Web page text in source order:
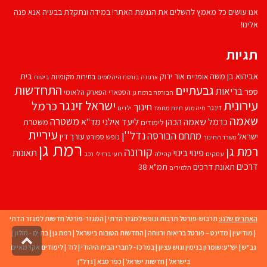
אנו עושים כל מאמץ להשלים את הנגשת האתר! במידה ונתקלת בבעיה אנא פנה
אלינו!
תגיות
אביהוא בן משהאופניים אור ירוק ארנונה בורסת היהלומים בחירות מקומיות ביטוח בית
ספרבריאותגבעתיים הבורסה ברמת גן הספארי הפארק הלאומי התחדשות
עירוניתזינגר חיה מנע חיות מחמד חינוך ילדים ישראל זינגרכרמל
שאמה כרמל שאמה הכהן לימודים ליעד אילנימד''אמשטרה משטרת
ישראל משרד החינוך מתחם הבורסהנדל''ן נופש ספורט עורך דין עיריית
רמת גן עסקים פינוי בינוי קהילה קורונה רועי ברזילי רכב רמת גן תאונות
דרכים תאונת דרכים תלמידים תמ"א 38
האתרים שלנו: תרבוש-פורטל תרבות ונופש למגזר הדתי | המגזר-פורטל חדשות למגזר הדתי
| מודיעין | מדינט – פורטל בריאות ורווחה | החדשות הטובות בישראל | רמת גן | בת ים - חולון |
גב"ש | יש''ע:שומרון בנימין וגוש עציון | במרכז- לחברי הבית היהודי |לוד |לימודים אקדמאיים
בישראל | חדשות ישראל | כפר סבא | נדל"ן